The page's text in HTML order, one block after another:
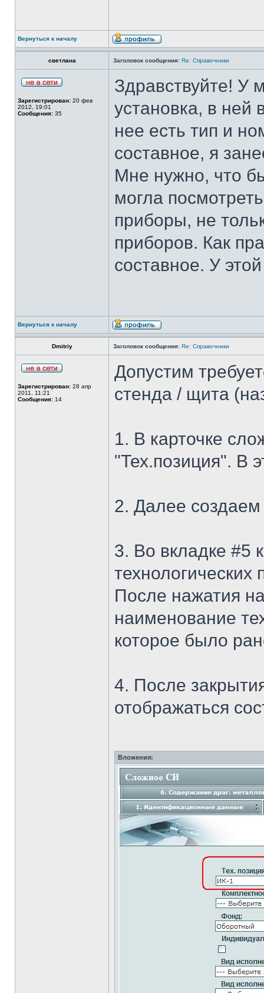
Вернуться к началу
светлана Заголовок сообщения: Re: Справочники
Зарегистрирован: 20 фев
2012, 19:01
Сообщения: 35
Здравствуйте! У
установка, в
нее есть тип и
составное, я
Мне нужно, что
могла
приборы, не
приборов. Как
составное. У
Вернуться к началу
Dmitriy Заголовок сообщения: Re: Справочники
Зарегистрирован: 28 апр
2011, 11:21
Сообщения: 14
Допустим
стенда / щита
1. В карточке
"Тех.позиция". В
2. Далее создаем
3. Во вкладке #5
технологических
После нажатия
наименование
которое было
4. После
отображаться
Вложения: